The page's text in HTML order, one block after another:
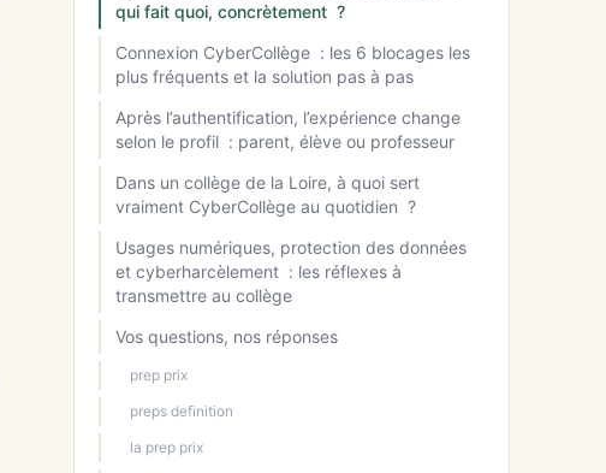
qui fait quoi, concrètement ?
Connexion CyberCollège : les 6 blocages les
plus fréquents et la solution pas à pas
Après l’authentification, l’expérience change
selon le profil : parent, élève ou professeur
Dans un collège de la Loire, à quoi sert
vraiment CyberCollège au quotidien ?
Usages numériques, protection des données
et cyberharcèlement : les réflexes à
transmettre au collège
Vos questions, nos réponses
prep prix
preps definition
la prep prix